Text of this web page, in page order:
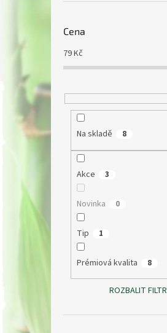
Cena
79Kč
Na skladě 8
Akce 3
Novinka 0
Tip 1
Prémiová kvalita 8
ROZBALIT FILTR